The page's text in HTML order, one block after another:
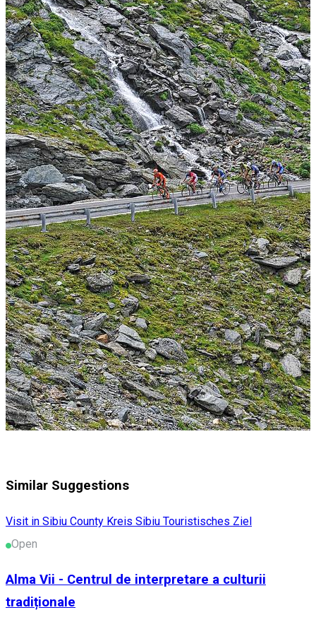
Similar Suggestions
Visit in Sibiu County Kreis Sibiu Touristisches Ziel
Open
Alma Vii - Centrul de interpretare a culturii
tradiționale